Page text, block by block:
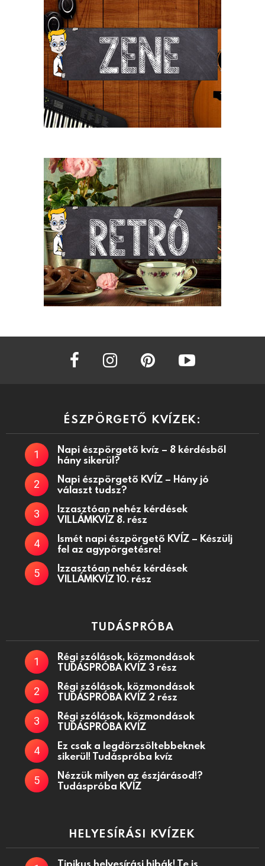
facebook instagram
ÉSZPÖRGETŐ KVÍZEK:
Napi észpörgető kvíz – 8 kérdésből
hány sikerül?
Napi észpörgető KVÍZ – Hány jó
választ tudsz?
Izzasztóan nehéz kérdések
VILLÁMKVÍZ 8. rész
Ismét napi észpörgető KVÍZ – Készülj
fel az agypörgetésre!
Izzasztóan nehéz kérdések
VILLÁMKVÍZ 10. rész
TUDÁSPRÓBA
Régi szólások, közmondások
TUDÁSPRÓBA KVÍZ 3 rész
Régi szólások, közmondások
TUDÁSPRÓBA KVÍZ 2 rész
Régi szólások, közmondások
TUDÁSPRÓBA KVÍZ
Ez csak a legdörzsöltebbeknek
sikerül! Tudáspróba kvíz
Nézzük milyen az észjárásod!?
Tudáspróba KVÍZ
HELYESÍRÁSI KVÍZEK
Tipikus helyesírási hibák! Te is